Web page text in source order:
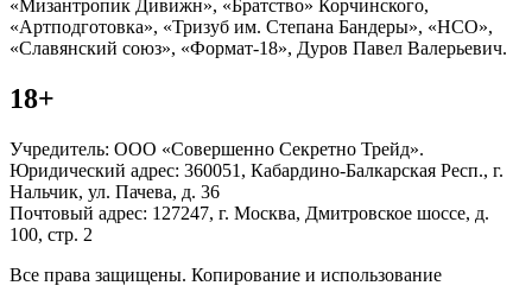
«Мизантропик Дивижн», «Братство» Корчинского,
«Артподготовка», «Тризуб им. Степана Бандеры», «НСО»,
«Славянский союз», «Формат-18», Дуров Павел Валерьевич.
18+
Учредитель: ООО «Совершенно Секретно Трейд».
Юридический адрес: 360051, Кабардино-Балкарская Респ., г.
Нальчик, ул. Пачева, д. 36
Почтовый адрес: 127247, г. Москва, Дмитровское шоссе, д.
100, стр. 2
Все права защищены. Копирование и использование